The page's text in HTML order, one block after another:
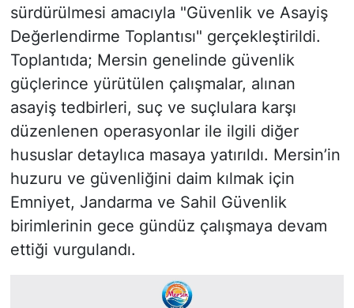
sürdürülmesi amacıyla "Güvenlik ve Asayiş
Değerlendirme Toplantısı" gerçekleştirildi.
Toplantıda; Mersin genelinde güvenlik
güçlerince yürütülen çalışmalar, alınan
asayiş tedbirleri, suç ve suçlulara karşı
düzenlenen operasyonlar ile ilgili diğer
hususlar detaylıca masaya yatırıldı. Mersin’in
huzuru ve güvenliğini daim kılmak için
Emniyet, Jandarma ve Sahil Güvenlik
birimlerinin gece gündüz çalışmaya devam
ettiği vurgulandı.